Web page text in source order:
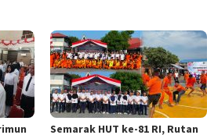
Semarak HUT ke-81 RI, Rutan